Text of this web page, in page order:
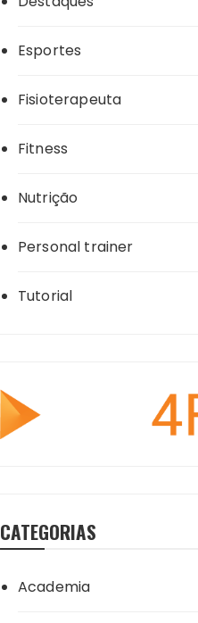
Esportes
Fisioterapeuta
Fitness
Nutrição
Personal trainer
Tutorial
CATEGORIAS
Academia